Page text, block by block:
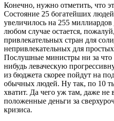
Конечно, нужно отметить, что
Состояние 25 богатейших
увеличилось на 255
любом случае остается,
привлекательных стран для
непривлекательных для
Послушные министры ни за что
нибудь леваческую
из бюджета скорее пойдут на
обычных людей. Ну так, по 10
хватит. Да чего уж там, даже не
положенные деньги за
кризиса.